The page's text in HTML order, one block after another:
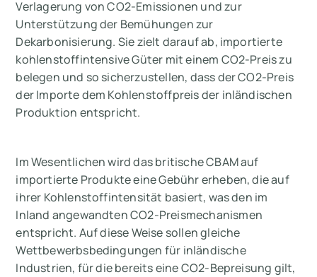
Verlagerung von CO2-Emissionen und zur
Unterstützung der Bemühungen zur
Dekarbonisierung. Sie zielt darauf ab, importierte
kohlenstoffintensive Güter mit einem CO2-Preis zu
belegen und so sicherzustellen, dass der CO2-Preis
der Importe dem Kohlenstoffpreis der inländischen
Produktion entspricht.
Im Wesentlichen wird das britische CBAM auf
importierte Produkte eine Gebühr erheben, die auf
ihrer Kohlenstoffintensität basiert, was den im
Inland angewandten CO2-Preismechanismen
entspricht. Auf diese Weise sollen gleiche
Wettbewerbsbedingungen für inländische
Industrien, für die bereits eine CO2-Bepreisung gilt,